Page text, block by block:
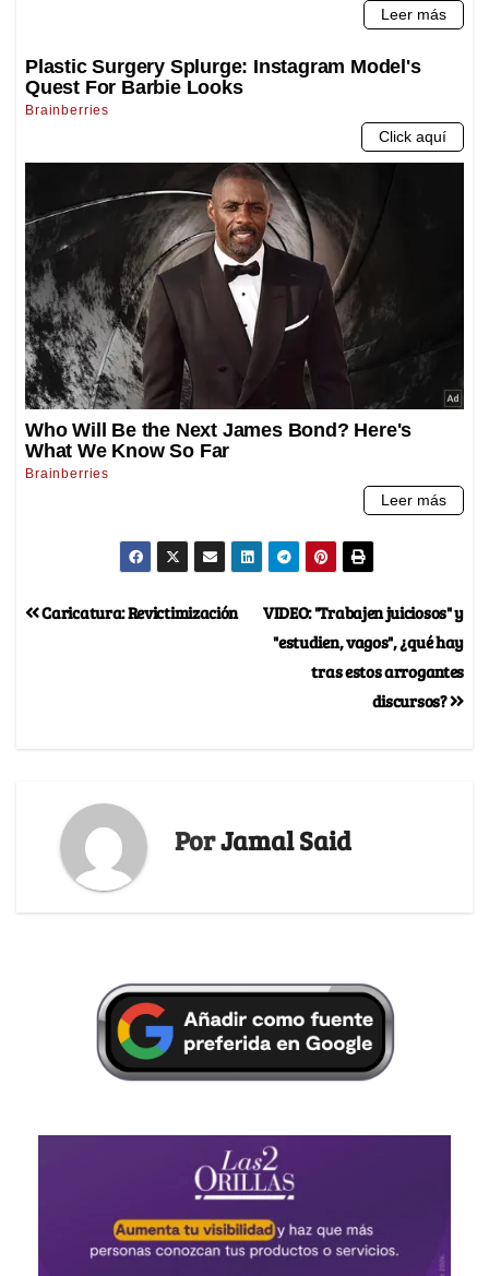
VIDEO: "Trabajen juiciosos" y
"estudien, vagos", ¿qué hay
tras estos arrogantes
discursos?
Caricatura: Revictimización
PorJamal Said